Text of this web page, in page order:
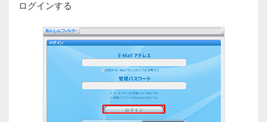
ログインする